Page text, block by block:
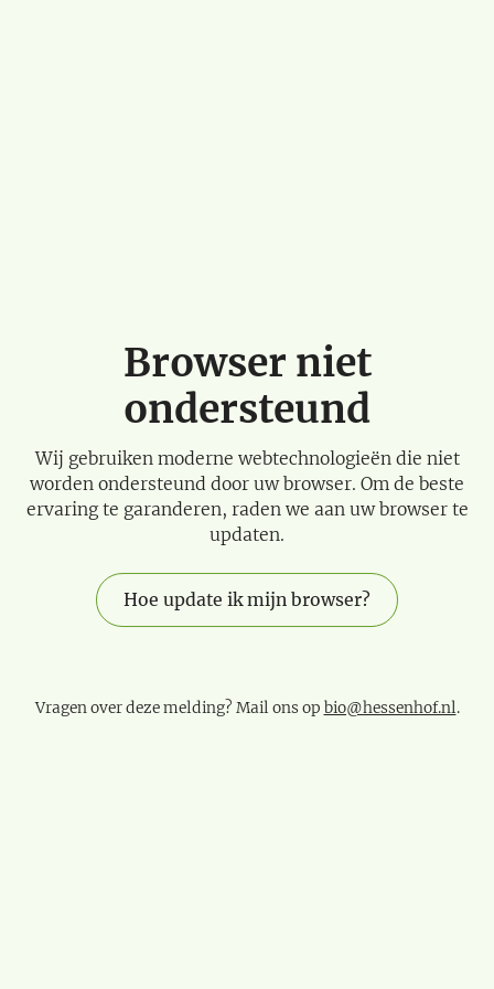
Browser niet
ondersteund
Wij gebruiken moderne webtechnologieën die niet
worden ondersteund door uw browser. Om de beste
ervaring te garanderen, raden we aan uw browser te
updaten.
Hoe update ik mijn browser?
Vragen over deze melding? Mail ons op bio@hessenhof.nl.